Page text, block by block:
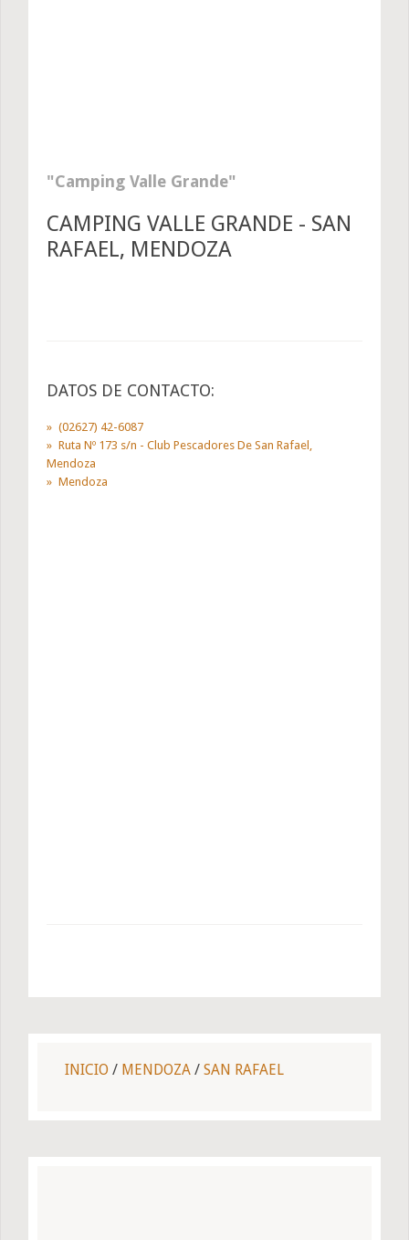
Camping Valle Grande
CAMPING VALLE GRANDE - SAN
RAFAEL, MENDOZA
DATOS DE CONTACTO:
(02627) 42-6087
Ruta Nº 173 s/n - Club Pescadores De San Rafael,
Mendoza
Mendoza
INICIO / MENDOZA / SAN RAFAEL